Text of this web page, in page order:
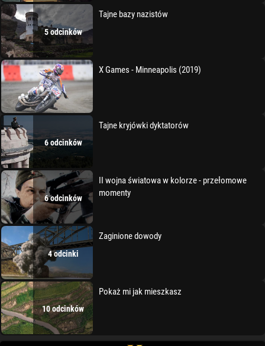
5 odcinków
Tajne bazy nazistów
X Games - Minneapolis (2019)
6 odcinków
Tajne kryjówki dyktatorów
6 odcinków
II wojna światowa w kolorze - przełomowe
momenty
4 odcinki
Zaginione dowody
10 odcinków
Pokaż mi jak mieszkasz